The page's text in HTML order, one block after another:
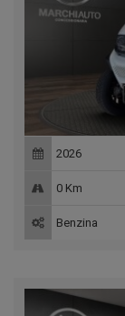
2026
0 Km
Benzina